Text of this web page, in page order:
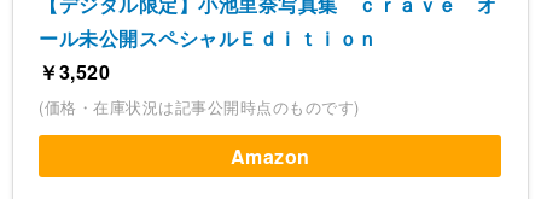
ール未公開スペシャルＥｄｉｔｉｏｎ
￥3,520
(価格・在庫状況は記事公開時点のものです)
Amazon